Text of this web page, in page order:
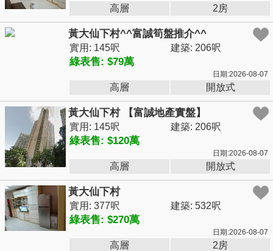
高層 2房
黃大仙下村^^富誠筍盤推介^^
實用: 145呎 建築: 206呎
綠表售: $79萬
日期:2026-08-07
高層 開放式
黃大仙下村 【富誠地產實盤】
實用: 145呎 建築: 206呎
綠表售: $120萬
日期:2026-08-07
高層 開放式
黃大仙下村
實用: 377呎 建築: 532呎
綠表售: $270萬
日期:2026-08-07
高層 2房